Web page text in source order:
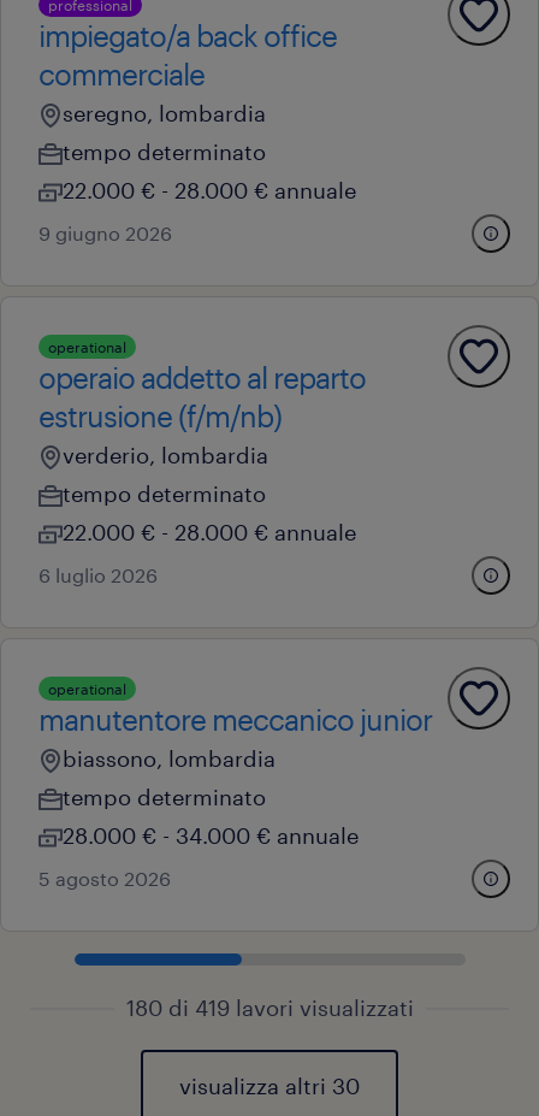
professional
impiegato/a back office
commerciale
seregno, lombardia
tempo determinato
22.000 € - 28.000 € annuale
9 giugno 2026
operational
operaio addetto al reparto
estrusione (f/m/nb)
verderio, lombardia
tempo determinato
22.000 € - 28.000 € annuale
6 luglio 2026
operational
manutentore meccanico junior
biassono, lombardia
tempo determinato
28.000 € - 34.000 € annuale
5 agosto 2026
180 di 419 lavori visualizzati
visualizza altri 30